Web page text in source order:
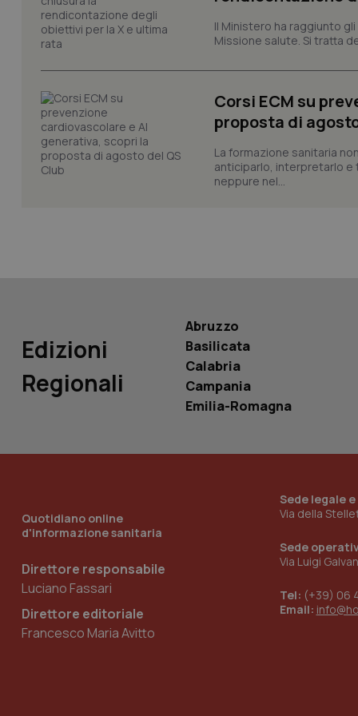
Il Ministero ha raggiunto
Missione salute. Si tratta
Corsi ECM su
proposta di
La formazione sanitaria
anticiparlo, interpretarlo e
neppure nel...
Edizioni
Regionali
Abruzzo
Basilicata
Calabria
Campania
Emilia-Romagna
Quotidiano online
d'informazione sanitaria
Direttore responsabile
Luciano Fassari
Direttore editoriale
Francesco Maria Avitto
Sede legale
Via della
Sede
Via Luigi
Tel: (+39) 06
Email:
tracking-sites-
tracking-enable
tracking-sites-
session-id
Nome